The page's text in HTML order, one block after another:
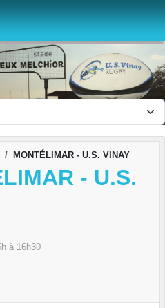
MONTÉLIMAR - U.S. VINAY
- U.S.
à 16h30